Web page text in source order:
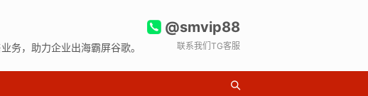
务，助力企业出海霸屏谷歌。
@smvip88
联系我们TG客服